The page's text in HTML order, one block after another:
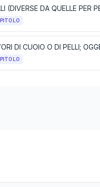
(DIVERSE DA QUELLE PER